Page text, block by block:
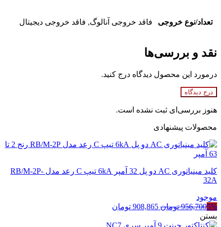
تعداد/نوع خروجی فاقد خروجی آنالوگ, فاقد خروجی دیجیتال
نقد و بررسی‌ها
درمورد این محصول دیدگاه درج کنید.
درج دیدگاه
هنوز بررسی‌ای ثبت نشده است.
محصولات پیشنهادی
کلید مینیاتوری AC دو پل 32 آمپر 6kA تیپ C رعد مدل RB/M-2P-
32A
موجود
5%
956,700 تومان قیمت
956,700 تومان
908,865 تومان
بستن